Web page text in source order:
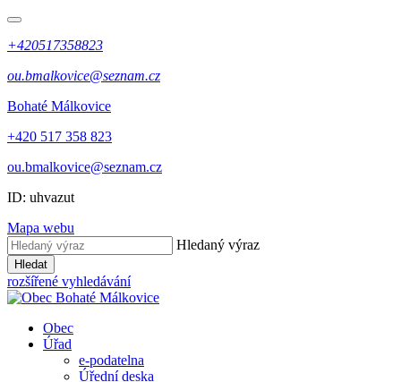
+420517358823
ou.bmalkovice@seznam.cz
Bohaté Málkovice
+420 517 358 823
ou.bmalkovice@seznam.cz
ID: uhvazut
Mapa webu
Hledaný výraz
Hledat
rozšířené vyhledávání
Obec
Úřad
e-podatelna
Úřední deska